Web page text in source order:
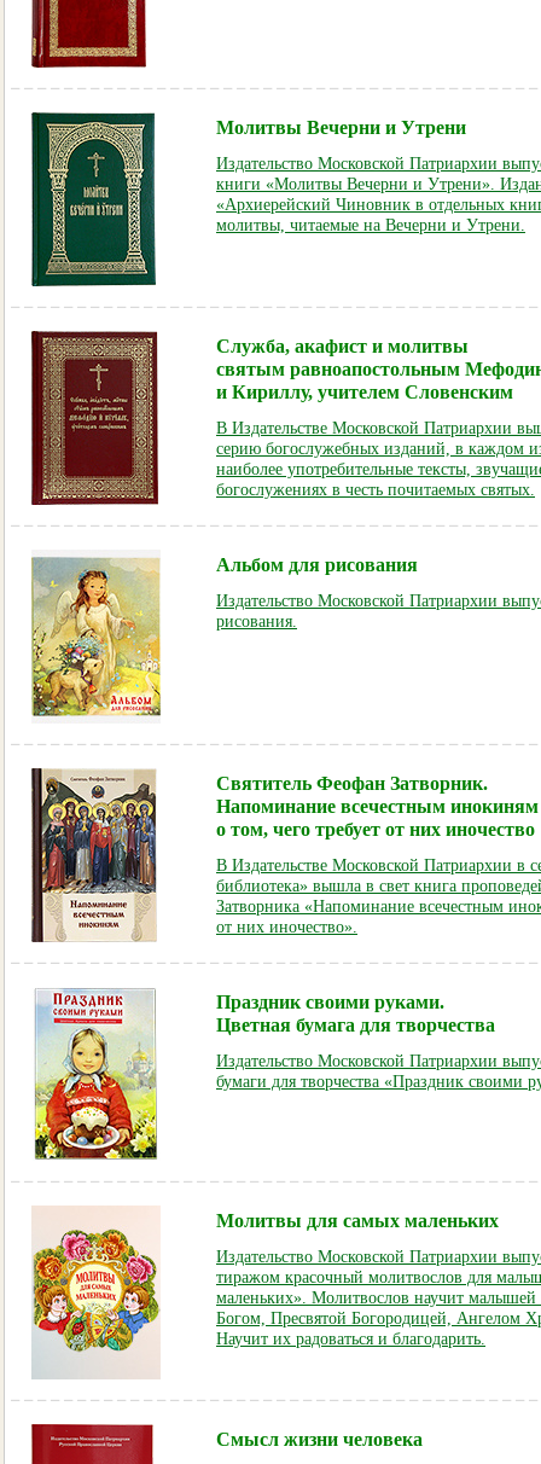
Молитвы Вечерни и Утрени
Издательство Московской Патриархии
книги «Молитвы Вечерни и Утрени».
«Архиерейский Чиновник в отдельных
молитвы, читаемые на Вечерни и Утрени.
Служба, акафист и молитвы
святым равноапостольным
и Кириллу, учителем Словенским
В Издательстве Московской Патриархии
серию богослужебных изданий, в каждом
наиболее употребительные тексты,
богослужениях в честь почитаемых святых.
Альбом для рисования
Издательство Московской Патриархии
рисования.
Святитель Феофан Затворник.
Напоминание всечестным инокиням
о том, чего требует от них иночество
В Издательстве Московской Патриархии в
библиотека» вышла в свет книга
Затворника «Напоминание всечестным
от них иночество».
Праздник своими руками.
Цветная бумага для творчества
Издательство Московской Патриархии
бумаги для творчества «Праздник своими
Молитвы для самых маленьких
Издательство Московской Патриархии
тиражом красочный молитвослов для
маленьких». Молитвослов научит
Богом, Пресвятой Богородицей, Ангелом
Научит их радоваться и благодарить.
Смысл жизни человека